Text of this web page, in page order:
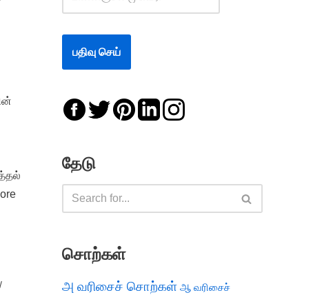
தேடு
சொற்கள்
அ வரிசைச் சொற்கள் ஆ வரிசைச்